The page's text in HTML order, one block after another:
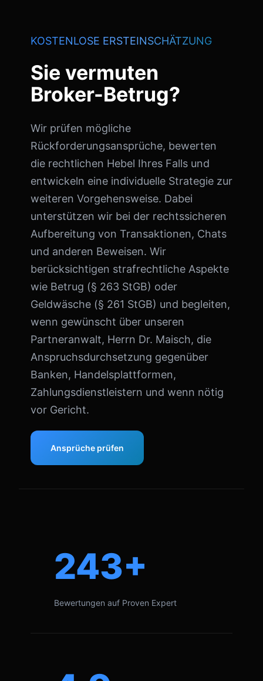
KOSTENLOSE ERSTEINSCHÄTZUNG
Sie vermuten
Broker-Betrug?
Wir prüfen mögliche
Rückforderungsansprüche, bewerten
die rechtlichen Hebel Ihres Falls und
entwickeln eine individuelle Strategie zur
weiteren Vorgehensweise. Dabei
unterstützen wir bei der rechtssicheren
Aufbereitung von Transaktionen, Chats
und anderen Beweisen. Wir
berücksichtigen strafrechtliche Aspekte
wie Betrug (§ 263 StGB) oder
Geldwäsche (§ 261 StGB) und begleiten,
wenn gewünscht über unseren
Partneranwalt, Herrn Dr. Maisch, die
Anspruchsdurchsetzung gegenüber
Banken, Handelsplattformen,
Zahlungsdienstleistern und wenn nötig
vor Gericht.
Ansprüche prüfen
243+
Bewertungen auf Proven Expert